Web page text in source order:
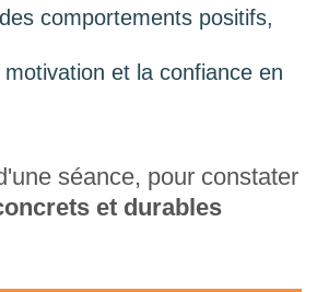
comportements positifs,
et la confiance en
séance, pour constater
et durables